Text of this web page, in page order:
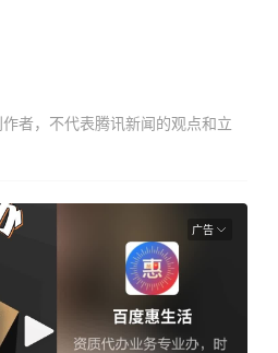
者，不代表腾讯新闻的观点和立
广告